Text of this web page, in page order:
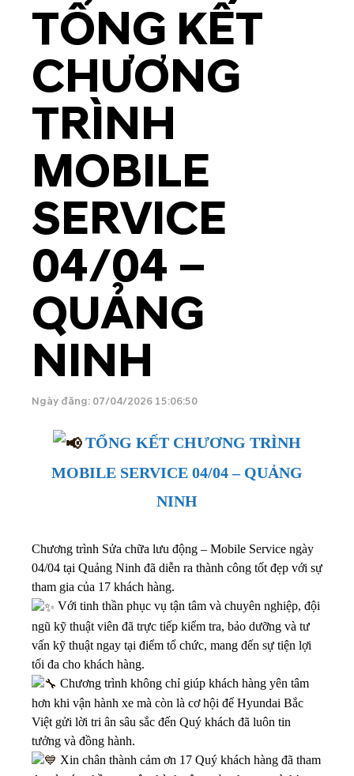
TỔNG KẾT
CHƯƠNG
TRÌNH
MOBILE
SERVICE
04/04 –
QUẢNG
NINH
Ngày đăng: 07/04/2026 15:06:50
TỔNG KẾT CHƯƠNG TRÌNH
MOBILE SERVICE 04/04 – QUẢNG
NINH
Chương trình Sửa chữa lưu động – Mobile Service ngày
04/04 tại Quảng Ninh đã diễn ra thành công tốt đẹp với sự
tham gia của 17 khách hàng.
Với tinh thần phục vụ tận tâm và chuyên nghiệp, đội
ngũ kỹ thuật viên đã trực tiếp kiểm tra, bảo dưỡng và tư
vấn kỹ thuật ngay tại điểm tổ chức, mang đến sự tiện lợi
tối đa cho khách hàng.
Chương trình không chỉ giúp khách hàng yên tâm
hơn khi vận hành xe mà còn là cơ hội để Hyundai Bắc
Việt gửi lời tri ân sâu sắc đến Quý khách đã luôn tin
tưởng và đồng hành.
Xin chân thành cảm ơn 17 Quý khách hàng đã tham